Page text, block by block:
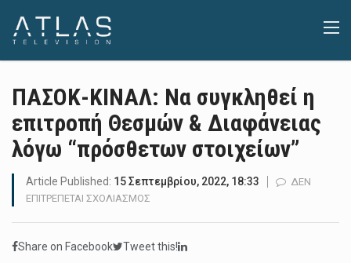
ΠΑΣΟΚ-ΚΙΝΑΛ: Να συγκληθεί η
επιτροπή Θεσμών & Διαφάνειας
λόγω “πρόσθετων στοιχείων”
Article Published: 15 Σεπτεμβρίου, 2022, 18:33
ΔΕΝ
ΕΠΙΤΡΈΠΕΤΑΙ ΣΧΟΛΙΑΣΜΌΣ
ΝΑ
Share on Facebook Tweet this!